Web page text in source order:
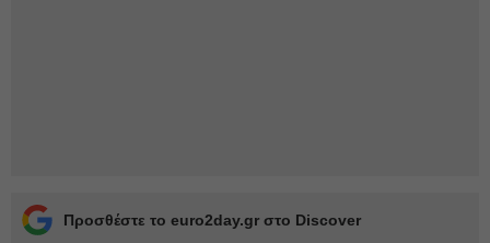
Προσθέστε το euro2day.gr στο Discover